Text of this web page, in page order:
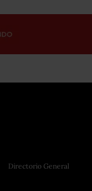
Directorio General